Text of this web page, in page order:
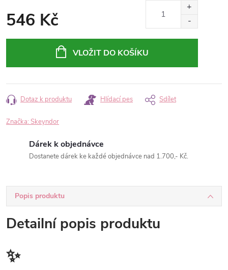
546 Kč
VLOŽIT DO KOŠÍKU
Dotaz k produktu Hlídací pes Sdílet
Značka: Skeyndor
Dárek k objednávce
Dostanete dárek ke každé objednávce nad 1.700,- Kč.
Popis produktu
Detailní popis produktu
✨